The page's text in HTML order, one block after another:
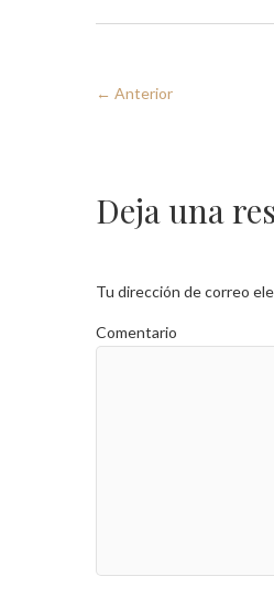
← Anterior
Deja una
Tu dirección de correo
Comentario